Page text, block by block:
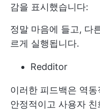
감을 표시했습니다:
정말 마음에 들고, 다
르게 실행됩니다.
Redditor
이러한 피드백은 역
안정적이고 사용자